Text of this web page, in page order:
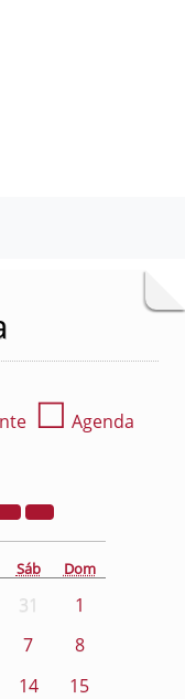
☐ Agenda
Sáb Dom
31
1
7
8
14
15